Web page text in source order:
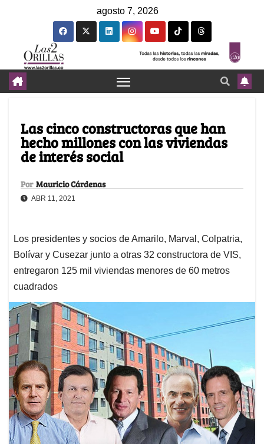
agosto 7, 2026
Las cinco constructoras que han
hecho millones con las viviendas
de interés social
Por Mauricio Cárdenas
ABR 11, 2021
Los presidentes y socios de Amarilo, Marval, Colpatria,
Bolívar y Cusezar junto a otras 32 constructora de VIS,
entregaron 125 mil viviendas menores de 60 metros
cuadrados